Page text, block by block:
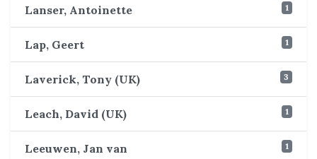
Lanser, Antoinette 1
Lap, Geert 1
Laverick, Tony (UK) 3
Leach, David (UK) 1
Leeuwen, Jan van 1